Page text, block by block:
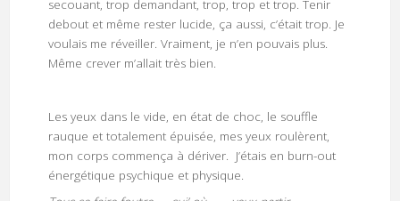
secouant, trop demandant, trop, trop et trop. Tenir
debout et même rester lucide, ça aussi, c’était trop. Je
voulais me réveiller. Vraiment, je n’en pouvais plus.
Même crever m’allait très bien.
Les yeux dans le vide, en état de choc, le souffle
rauque et totalement épuisée, mes yeux roulèrent,
mon corps commença à dériver. J’étais en burn-out
énergétique psychique et physique.